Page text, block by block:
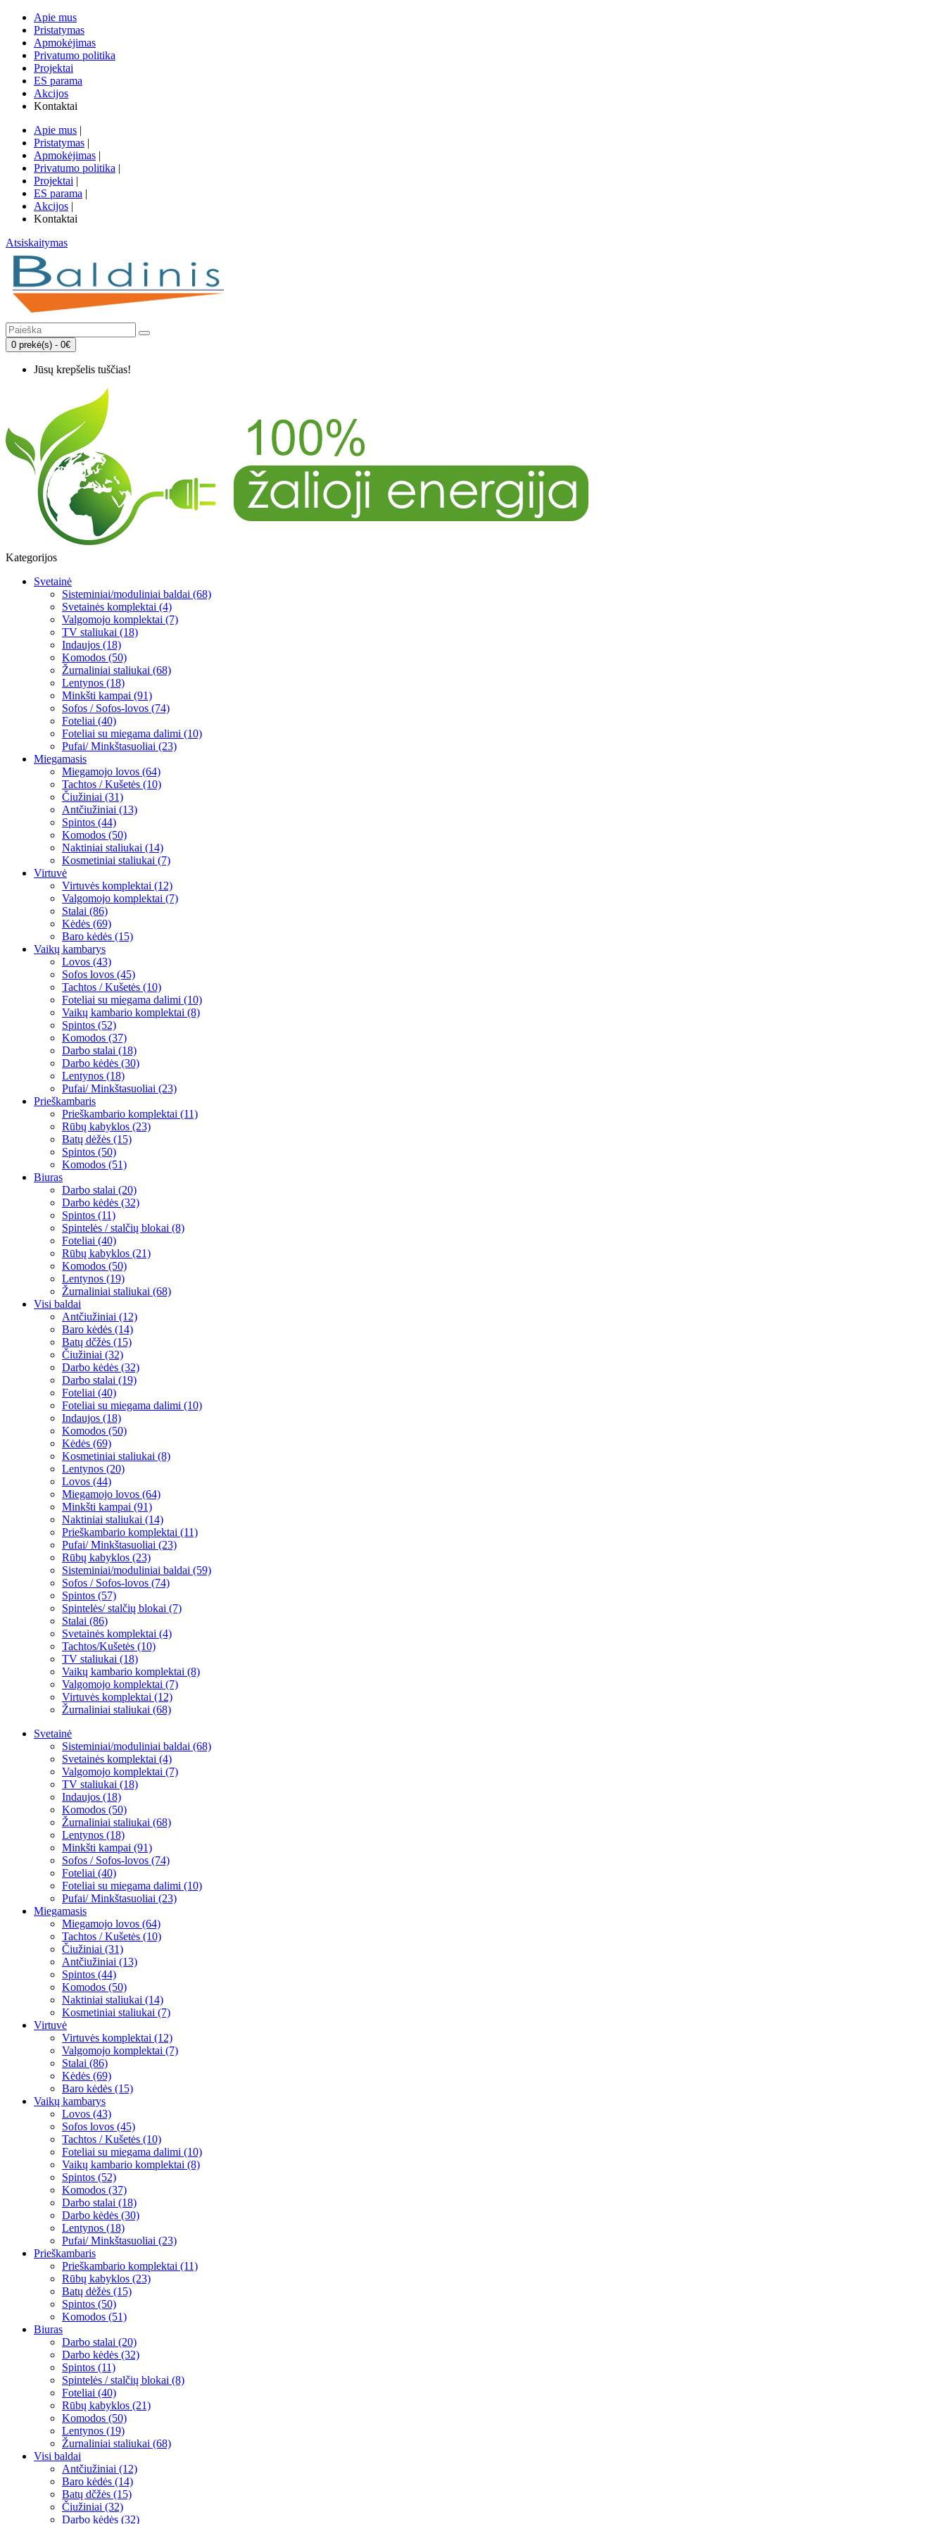
Apie mus
Pristatymas
Apmokėjimas
Privatumo politika
Projektai
ES parama
Akcijos
Kontaktai
Apie mus |
Pristatymas |
Apmokėjimas |
Privatumo politika |
Projektai |
ES parama |
Akcijos |
Kontaktai
Atsiskaitymas
0 prekė(s) - 0€
Jūsų krepšelis tuščias!
Kategorijos
Svetainė
Sisteminiai/moduliniai baldai (68)
Svetainės komplektai (4)
Valgomojo komplektai (7)
TV staliukai (18)
Indaujos (18)
Komodos (50)
Žurnaliniai staliukai (68)
Lentynos (18)
Minkšti kampai (91)
Sofos / Sofos-lovos (74)
Foteliai (40)
Foteliai su miegama dalimi (10)
Pufai/ Minkštasuoliai (23)
Miegamasis
Miegamojo lovos (64)
Tachtos / Kušetės (10)
Čiužiniai (31)
Antčiužiniai (13)
Spintos (44)
Komodos (50)
Naktiniai staliukai (14)
Kosmetiniai staliukai (7)
Virtuvė
Virtuvės komplektai (12)
Valgomojo komplektai (7)
Stalai (86)
Kėdės (69)
Baro kėdės (15)
Vaikų kambarys
Lovos (43)
Sofos lovos (45)
Tachtos / Kušetės (10)
Foteliai su miegama dalimi (10)
Vaikų kambario komplektai (8)
Spintos (52)
Komodos (37)
Darbo stalai (18)
Darbo kėdės (30)
Lentynos (18)
Pufai/ Minkštasuoliai (23)
Prieškambaris
Prieškambario komplektai (11)
Rūbų kabyklos (23)
Batų dėžės (15)
Spintos (50)
Komodos (51)
Biuras
Darbo stalai (20)
Darbo kėdės (32)
Spintos (11)
Spintelės / stalčių blokai (8)
Foteliai (40)
Rūbų kabyklos (21)
Komodos (50)
Lentynos (19)
Žurnaliniai staliukai (68)
Visi baldai
Antčiužiniai (12)
Baro kėdės (14)
Batų dčžės (15)
Čiužiniai (32)
Darbo kėdės (32)
Darbo stalai (19)
Foteliai (40)
Foteliai su miegama dalimi (10)
Indaujos (18)
Komodos (50)
Kėdės (69)
Kosmetiniai staliukai (8)
Lentynos (20)
Lovos (44)
Miegamojo lovos (64)
Minkšti kampai (91)
Naktiniai staliukai (14)
Prieškambario komplektai (11)
Pufai/ Minkštasuoliai (23)
Rūbų kabyklos (23)
Sisteminiai/moduliniai baldai (59)
Sofos / Sofos-lovos (74)
Spintos (57)
Spintelės/ stalčių blokai (7)
Stalai (86)
Svetainės komplektai (4)
Tachtos/Kušetės (10)
TV staliukai (18)
Vaikų kambario komplektai (8)
Valgomojo komplektai (7)
Virtuvės komplektai (12)
Žurnaliniai staliukai (68)
Svetainė
Sisteminiai/moduliniai baldai (68)
Svetainės komplektai (4)
Valgomojo komplektai (7)
TV staliukai (18)
Indaujos (18)
Komodos (50)
Žurnaliniai staliukai (68)
Lentynos (18)
Minkšti kampai (91)
Sofos / Sofos-lovos (74)
Foteliai (40)
Foteliai su miegama dalimi (10)
Pufai/ Minkštasuoliai (23)
Miegamasis
Miegamojo lovos (64)
Tachtos / Kušetės (10)
Čiužiniai (31)
Antčiužiniai (13)
Spintos (44)
Komodos (50)
Naktiniai staliukai (14)
Kosmetiniai staliukai (7)
Virtuvė
Virtuvės komplektai (12)
Valgomojo komplektai (7)
Stalai (86)
Kėdės (69)
Baro kėdės (15)
Vaikų kambarys
Lovos (43)
Sofos lovos (45)
Tachtos / Kušetės (10)
Foteliai su miegama dalimi (10)
Vaikų kambario komplektai (8)
Spintos (52)
Komodos (37)
Darbo stalai (18)
Darbo kėdės (30)
Lentynos (18)
Pufai/ Minkštasuoliai (23)
Prieškambaris
Prieškambario komplektai (11)
Rūbų kabyklos (23)
Batų dėžės (15)
Spintos (50)
Komodos (51)
Biuras
Darbo stalai (20)
Darbo kėdės (32)
Spintos (11)
Spintelės / stalčių blokai (8)
Foteliai (40)
Rūbų kabyklos (21)
Komodos (50)
Lentynos (19)
Žurnaliniai staliukai (68)
Visi baldai
Antčiužiniai (12)
Baro kėdės (14)
Batų dčžės (15)
Čiužiniai (32)
Darbo kėdės (32)